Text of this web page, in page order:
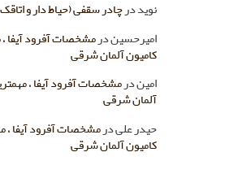
نویددرچادر سقفی (حیاط دار و
امیرحسیندرمشخصات آفرود آیفا
کامیون آلمان شرقی
امیندرمشخصات آفرود آیفا ،
آلمان شرقی
حیدر علیدر مشخصات آفرود آیفا ،
کامیون آلمان شرقی